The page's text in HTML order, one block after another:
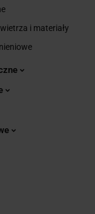
i materiały